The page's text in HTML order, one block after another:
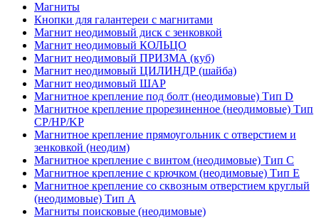
Магниты
Кнопки для галантереи с магнитами
Магнит неодимовый диск с зенковкой
Магнит неодимовый КОЛЬЦО
Магнит неодимовый ПРИЗМА (куб)
Магнит неодимовый ЦИЛИНДР (шайба)
Магнит неодимовый ШАР
Магнитное крепление под болт (неодимовые) Тип D
Магнитное крепление прорезиненное (неодимовые) Тип
CP/HP/KP
Магнитное крепление прямоугольник с отверстием и
зенковкой (неодим)
Магнитное крепление с винтом (неодимовые) Тип С
Магнитное крепление с крючком (неодимовые) Тип Е
Магнитное крепление со сквозным отверстием круглый
(неодимовые) Тип А
Магниты поисковые (неодимовые)